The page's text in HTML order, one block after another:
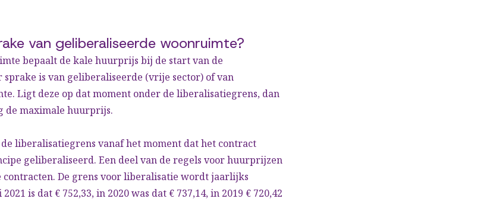
van geliberaliseerde woonruimte?
bepaalt de kale huurprijs bij de start van de
is van geliberaliseerde (vrije sector) of van
Ligt deze op dat moment onder de liberalisatiegrens, dan
de maximale huurprijs.
liberalisatiegrens vanaf het moment dat het contract
geliberaliseerd. Een deel van de regels voor huurprijzen
contracten. De grens voor liberalisatie wordt jaarlijks
is dat € 752,33, in 2020 was dat € 737,14, in 2019 € 720,42